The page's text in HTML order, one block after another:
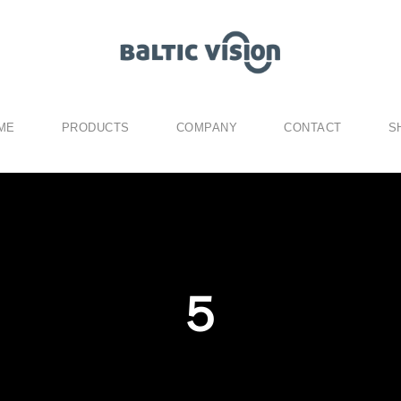
PRODUCTS COMPANY CONTACT
５